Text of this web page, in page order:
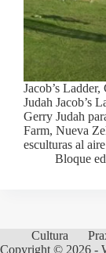
Jacob’s
Judah Jacob’s
Gerry Judah
Farm, Nueva
esculturas al
Bloque
Cultura
Copyright © 2026 -